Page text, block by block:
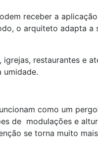
receber a
o arquiteto adapta a
restaurantes e
umidade.
como um
de modulações e
se torna muito